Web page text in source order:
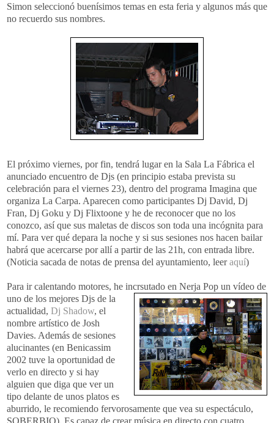
Simon seleccionó buenísimos temas en esta feria y algunos más que
no recuerdo sus nombres.
El próximo viernes, por fin, tendrá lugar en la Sala La Fábrica el
anunciado encuentro de Djs (en principio estaba prevista su
celebración para el viernes 23), dentro del programa Imagina que
organiza La Carpa. Aparecen como participantes Dj David, Dj
Fran, Dj Goku y Dj Flixtoone y he de reconocer que no los
conozco, así que sus maletas de discos son toda una incógnita para
mí. Para ver qué depara la noche y si sus sesiones nos hacen bailar
habrá que acercarse por allí a partir de las 21h, con entrada libre.
(Noticia sacada de notas de prensa del ayuntamiento, leeraquí)
Para ir calentando motores, he incrsutado en Nerja Pop un vídeo de
uno de los mejores Djs de la
actualidad, Dj Shadow, el
nombre artístico de Josh
Davies. Además de sesiones
alucinantes (en Benicassim
2002 tuve la oportunidad de
verlo en directo y si hay
alguien que diga que ver un
tipo delante de unos platos es
aburrido, le recomiendo fervorosamente que vea su espectáculo,
SOBERBIO). Es capaz de crear música en directo con cuatro